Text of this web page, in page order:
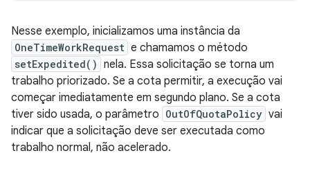
Nesse exemplo, inicializamos uma instância da
OneTimeWorkRequest e chamamos o método
setExpedited() nela. Essa solicitação se torna um
trabalho priorizado. Se a cota permitir, a execução vai
começar imediatamente em segundo plano. Se a cota
tiver sido usada, o parâmetro OutOfQuotaPolicy vai
indicar que a solicitação deve ser executada como
trabalho normal, não acelerado.